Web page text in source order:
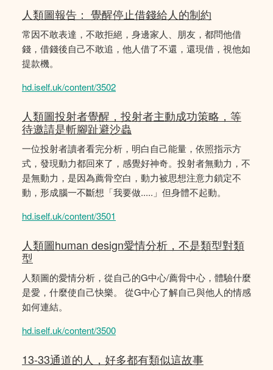
人類圖報告： 覺醒停止借錢給人的制約
常因不敢表達，不敢拒絕，身邊家人、朋友，都問他借
錢，借錢後自己不敢追，他人借了不還，還現借，視他如
提款機。
hd.iself.uk/content/3502
人類圖投射者覺醒，投射者主動成功策略，等
待邀請是斬腳趾避沙蟲
一位投射者讀者看完分析，明白自己能量，依照指示方
式，發現動力都回來了，感覺好神奇。投射者無動力，不
是無動力，是因為薦骨空白，動力被思想注意力鎖定不
動，形成腦一不斷想「我要做.....」但身體不起動。
hd.iself.uk/content/3501
人類圖human design愛情分析，不是類型對類
型
人類圖的愛情分析，從自己的G中心/薦骨中心，體驗什麼
是愛，什麼使自己快樂。 從G中心了解自己與他人的情感
如何連結。
hd.iself.uk/content/3500
13-33通道的人，好多都有類似這故事